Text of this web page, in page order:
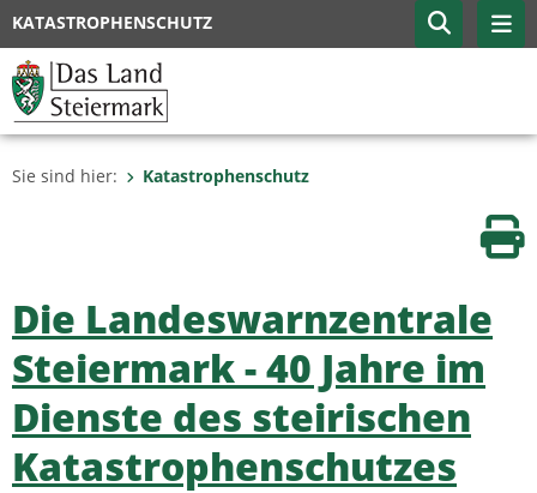
KATASTROPHENSCHUTZ
Sie sind hier: Katastrophenschutz
Die Landeswarnzentrale
Steiermark - 40 Jahre im
Dienste des steirischen
Katastrophenschutzes